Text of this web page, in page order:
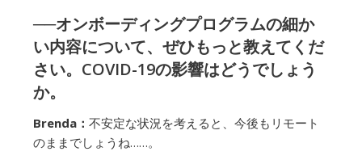
──オンボーディングプログラムの細か
い内容について、ぜひもっと教えてくだ
さい。COVID-19の影響はどうでしょう
か。
Brenda： 不安定な状況を考えると、今後もリモート
のままでしょうね……。